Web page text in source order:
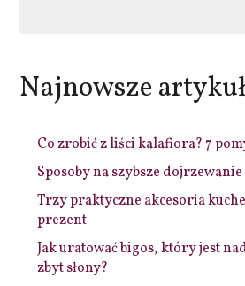
Najnowsze
Co zrobić z liści kalafiora? 7
Sposoby na szybsze
Trzy praktyczne akcesoria
prezent
Jak uratować bigos, który jest
zbyt słony?